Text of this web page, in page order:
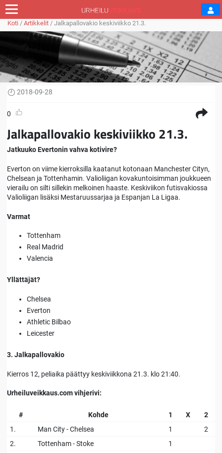
Koti / Artikkelit / Jalkapallovakio keskiviikko 21.3.
2018-09-28
0
Jalkapallovakio keskiviikko 21.3.
Jatkuuko Evertonin vahva kotivire?
Everton on viime kierroksilla kaatanut kotonaan Manchester Cityn,
Chelsean ja Tottenhamin. Valioliigan kovakuntoisimman joukkueen
vierailu on silti sillekin melkoinen haaste. Keskiviikon futisvakiossa
Valioliigan lisäksi Mestaruussarjaa ja Espanjan La Ligaa.
Varmat
Tottenham
Real Madrid
Valencia
Yllättäjät?
Chelsea
Everton
Athletic Bilbao
Leicester
3. Jalkapallovakio
Kierros 12, peliaika päättyy keskiviikkona 21.3. klo 21:40.
Urheiluveikkaus.com vihjerivi:
# Kohde 1 X
2
1.
Man City - Chelsea 1
2
2.
Tottenham - Stoke
1